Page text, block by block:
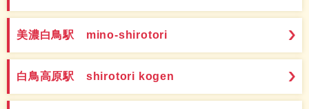
美濃白鳥駅 mino-shirotori
白鳥高原駅 shirotori kogen